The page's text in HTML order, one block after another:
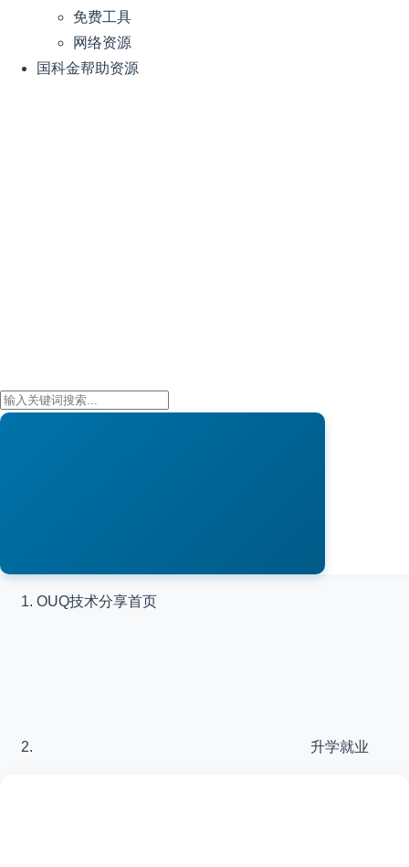
免费工具
网络资源
国科金帮助资源
OUQ技术分享首页
升学就业